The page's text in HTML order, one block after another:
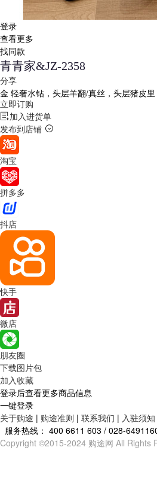
登录
查看更多
找同款
青青家&JZ-2358
分享
金 轻奢水钻，头层羊翻/真丝，头层猪皮
立即订购
加入进货单
发布到店铺
淘宝
拼多多
抖店
快手
微店
朋友圈
下载图片包
加入收藏
登录后查看更多商品信息
一键登录
关于购途 | 购途准则 | 联系我们 | 入驻须知
服务热线： 400 6611 603 / 028-
Copyright ©2015-2024 购途网 All Rights